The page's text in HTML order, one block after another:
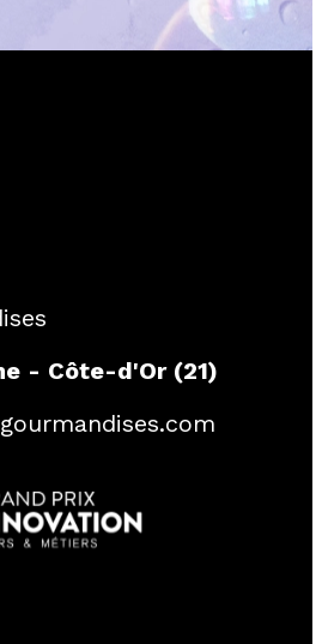
- Côte-d'Or (21)